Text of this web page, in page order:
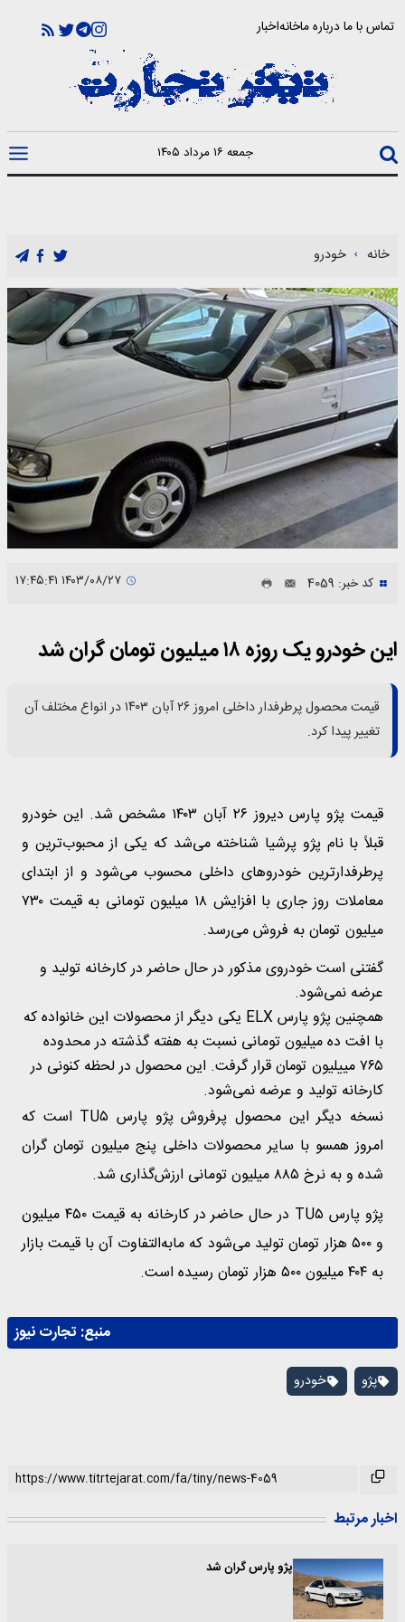
تماس با مادرباره ماخانهاخبار
جمعه ۱۶ مرداد ۱۴۰۵
خانه خودرو
کد خبر: 4059
این خودرو یک روزه ۱۸ میلیون تومان گران شد
قیمت محصول پرطرفدار داخلی امروز ۲۶ آبان ۱۴۰۳ در انواع مختلف آن
تغییر پیدا کرد.
قیمت پژو پارس دیروز ۲۶ آبان ۱۴۰۳ مشخص شد. این خودرو
قبلاً با نام پژو پرشیا شناخته می‌شد که یکی از محبوب‌ترین و
پرطرفدارترین خودروهای داخلی محسوب می‌شود و از ابتدای
معاملات روز جاری با افزایش ۱۸ میلیون تومانی به قیمت ۷۳۰
میلیون تومان به فروش می‌رسد.
گفتنی است خودروی مذکور در حال حاضر در کارخانه تولید و
عرضه نمی‎‌شود.
همچنین پژو پارس ELX یکی دیگر از محصولات این خانواده که
با افت ده میلیون تومانی نسبت به هفته گذشته در محدوده
۷۶۵ مییلیون تومان قرار گرفت. این محصول در لحظه کنونی در
کارخانه تولید و عرضه نمی‌شود.
نسخه دیگر این محصول پرفروش پژو پارس TU۵ است که
امروز همسو با سایر محصولات داخلی پنج میلیون تومان گران
شده و به نرخ ۸۸۵ میلیون تومانی ارزش‌گذاری شد.
پژو پارس TU۵ در حال حاضر در کارخانه به قیمت ۴۵۰ میلیون
و ۵۰۰ هزار تومان تولید می‌شود که مابه‌التفاوت آن با قیمت بازار
به ۴۰۴ میلیون ۵۰۰ هزار تومان رسیده است.
منبع: تجارت نیوز
پژو خودرو
اخبار مرتبط
پژو پارس گران شد